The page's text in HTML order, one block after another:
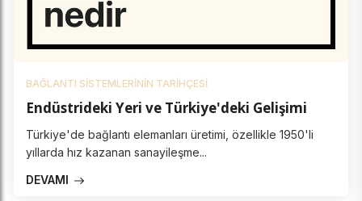
BAĞLANTI SISTEMLERININ TARIHÇESI
Endüstrideki Yeri ve Türkiye'deki Gelişimi
Türkiye'de bağlantı elemanları üretimi, özellikle 1950'li
yıllarda hız kazanan sanayileşme...
DEVAMI